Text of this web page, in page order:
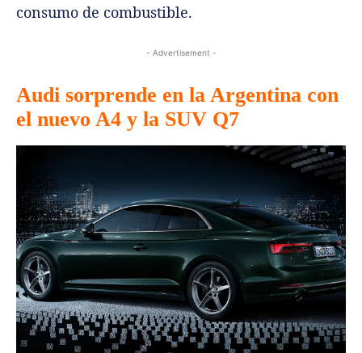
consumo de combustible.
- Advertisement -
Audi sorprende en la Argentina con
el nuevo A4 y la SUV Q7